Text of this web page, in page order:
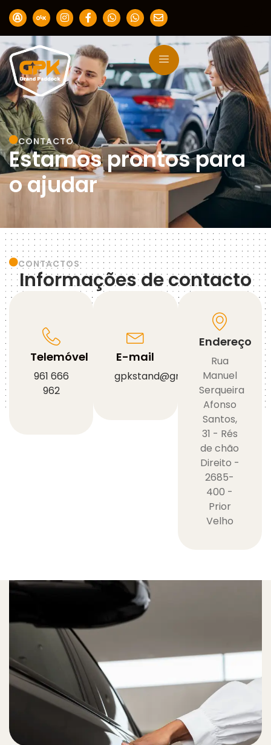
CONTACTO
Estamos prontos para
o ajudar
CONTACTOS
Informações de contacto
Telemóvel
961 666
962
E-mail
gpkstand@gmail.com
Endereço
Rua
Manuel
Serqueira
Afonso
Santos,
31 - Rés
de chão
Direito -
2685-
400 -
Prior
Velho